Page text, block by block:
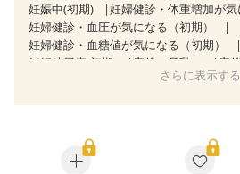
妊娠中(初期)
妊婦健診・体重増加が気
妊婦健診・血圧が気になる（初期）
妊婦健診・血糖値が気になる（初期）
妊娠糖尿病(初期)
産後（母乳）
産
骨粗しょう症
さらに表示する